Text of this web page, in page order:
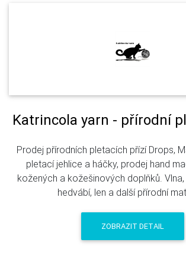
Katrincola yarn - přírodní
Prodej přírodních pletacích přízí Drops,
pletací jehlice a háčky, prodej hand
kožených a kožešinových doplňků.
hedvábí, len a další přírodní
ZOBRAZIT DETAIL